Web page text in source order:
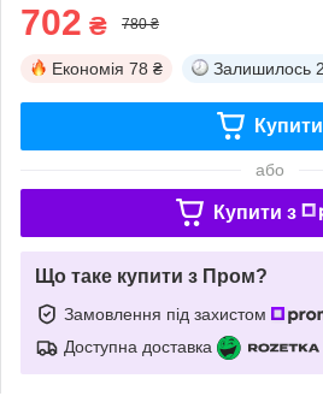
702 ₴ 780 ₴
Економія 78 ₴ Залишилось
Купити
або
Купити з
Що таке купити з Пром?
Замовлення під захистом
Доступна доставка